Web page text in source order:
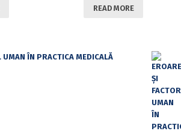
READ MORE
UMAN ÎN PRACTICA MEDICALĂ